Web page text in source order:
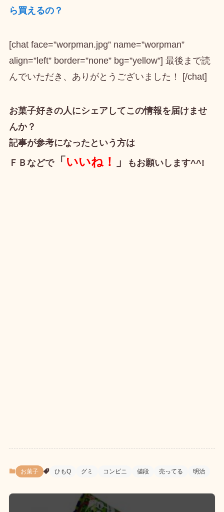
ら買えるの？
[chat face=”worpman.jpg” name=”worpman”
align=”left” border=”none” bg=”yellow”] 最後まで読
んでいただき、ありがとうございました！ [/chat]
お菓子好きの人にシェアしてこの情報を届けませ
んか？
記事が参考になったという方は
ＦＢなどで「いいね！ 」 もお願いします^^!
お菓子 ひもQ グミ コンビニ 値段 売ってる 明治